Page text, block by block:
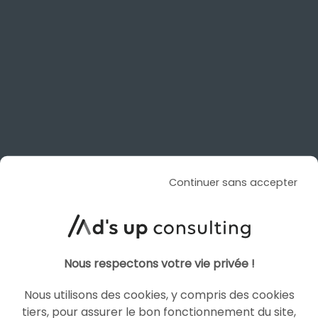
LIRE L'ARTICLE
PROGRAMMATIQUE YOUTUBE ADS
Continuer sans accepter
Nous respectons votre vie privée !
Nous utilisons des cookies, y compris des cookies
tiers, pour assurer le bon fonctionnement du site,